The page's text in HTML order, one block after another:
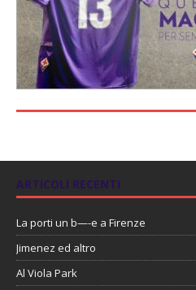
ARTICOLI RECENTI
La porti un b—-e a Firenze
Jimenez ed altro
Al Viola Park